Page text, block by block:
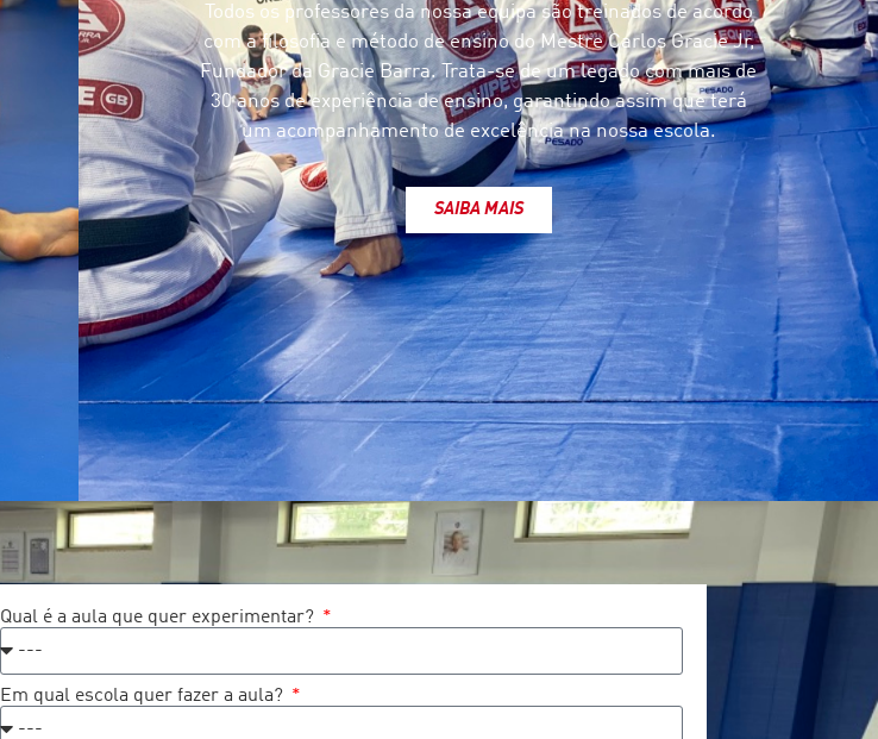
Todos os professores da nossa equipa são treinados de acordo
com a filosofia e método de ensino do Mestre Carlos Gracie Jr,
Fundador da Gracie Barra. Trata-se de um legado com mais de
30 anos de experiência de ensino, garantindo assim que terá
um acompanhamento de excelência na nossa escola.
SAIBA MAIS
Qual é a aula que quer experimentar?
Em qual escola quer fazer a aula?